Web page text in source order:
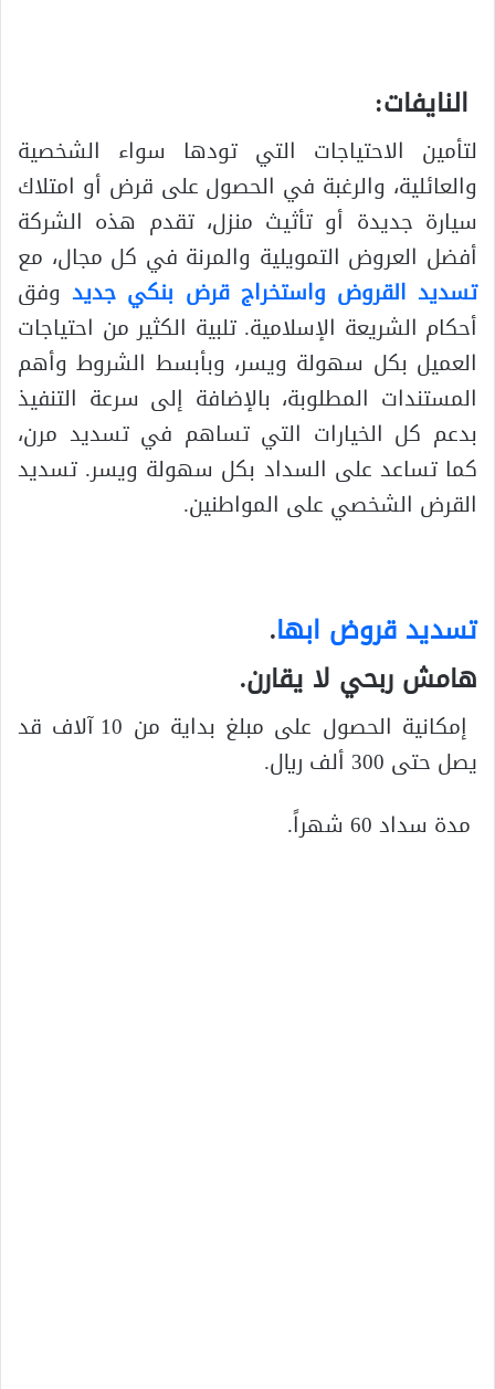
النايفات:
لتأمين الاحتياجات التي تودها سواء الشخصية
والعائلية، والرغبة في الحصول على قرض أو امتلاك
سيارة جديدة أو تأثيث منزل، تقدم هذه الشركة
أفضل العروض التمويلية والمرنة في كل مجال، مع
تسديد القروض واستخراج قرض بنكي جديدوفق
أحكام الشريعة الإسلامية. تلبية الكثير من احتياجات
العميل بكل سهولة ويسر، وبأبسط الشروط وأهم
المستندات المطلوبة، بالإضافة إلى سرعة التنفيذ
بدعم كل الخيارات التي تساهم في تسديد مرن،
كما تساعد على السداد بكل سهولة ويسر. تسديد
القرض الشخصي على المواطنين.
تسديد قروض ابها.
هامش ربحي لا يقارن.
إمكانية الحصول على مبلغ بداية من 10 آلاف قد
يصل حتى 300 ألف ريال.
مدة سداد 60 شهراً.